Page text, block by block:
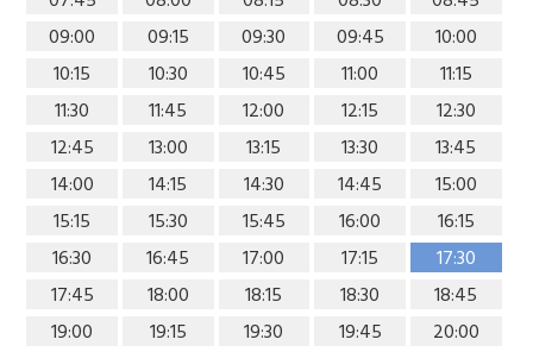
09:00
09:15 09:30 09:45
10:00
10:15
10:30 10:45 11:00
11:15
11:30
11:45 12:00 12:15
12:30
12:45
13:00 13:15 13:30
13:45
14:00
14:15 14:30 14:45
15:00
15:15
15:30 15:45 16:00
16:15
16:30
16:45 17:00 17:15
17:30
17:45
18:00 18:15 18:30
18:45
19:00
19:15 19:30 19:45
20:00